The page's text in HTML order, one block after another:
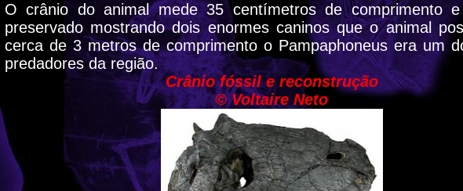
O crânio do animal mede 35 centímetros de comprimento
preservado mostrando dois enormes caninos que o animal
cerca de 3 metros de comprimento o Pampaphoneus era um
predadores da região.
Crânio fóssil e reconstrução
© Voltaire Neto